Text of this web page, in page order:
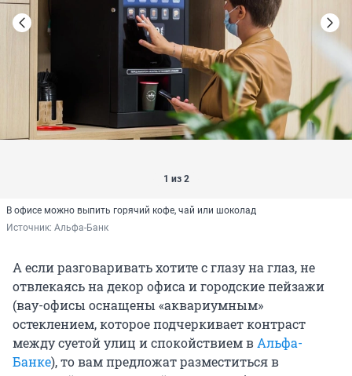
1 из 2
В офисе можно выпить горячий кофе, чай или шоколад
Источник: Альфа-Банк
А если разговаривать хотите с глазу на глаз, не
отвлекаясь на декор офиса и городские пейзажи
(вау-офисы оснащены «аквариумным»
остеклением, которое подчеркивает контраст
между суетой улиц и спокойствием в Альфа-
Банке), то вам предложат разместиться в